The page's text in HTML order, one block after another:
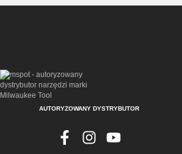
AUTORYZOWANY DYSTRYBUTOR